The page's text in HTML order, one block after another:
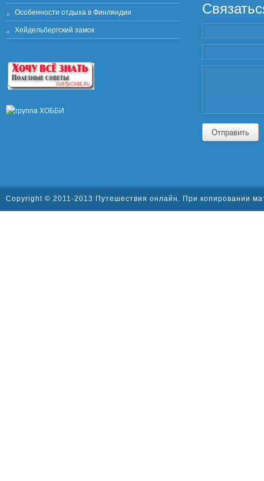
Особенности отдыха в Финляндии
Хейдельбергский замок
Отправить
Copyright © 2011-2013 Путешествия онлайн. При копировании